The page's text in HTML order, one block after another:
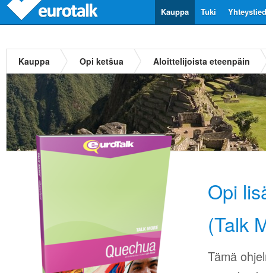
Tuki
Kauppa
Kauppa Opi ketšua Aloittelijoista eteenpäin
Opi
(Talk
Tämä